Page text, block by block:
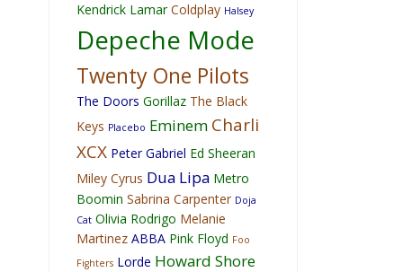
Kendrick Lamar Coldplay Halsey
Depeche Mode
Twenty One Pilots
The Doors Gorillaz The Black
Keys Placebo Eminem Charli
XCX Peter Gabriel Ed Sheeran
Miley Cyrus Dua Lipa Metro
Boomin Sabrina Carpenter Doja
Cat Olivia Rodrigo Melanie
Martinez ABBA Pink Floyd Foo
Fighters Lorde Howard Shore